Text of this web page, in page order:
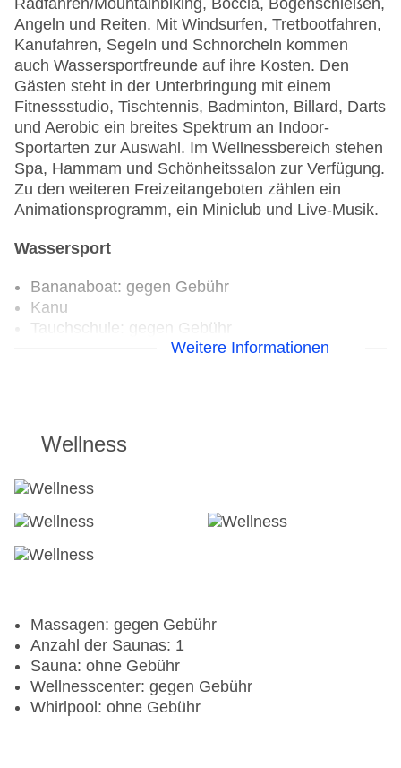
Radfahren/Mountainbiking, Boccia, Bogenschießen,
Angeln und Reiten. Mit Windsurfen, Tretbootfahren,
Kanufahren, Segeln und Schnorcheln kommen
auch Wassersportfreunde auf ihre Kosten. Den
Gästen steht in der Unterbringung mit einem
Fitnessstudio, Tischtennis, Badminton, Billard, Darts
und Aerobic ein breites Spektrum an Indoor-
Sportarten zur Auswahl. Im Wellnessbereich stehen
Spa, Hammam und Schönheitssalon zur Verfügung.
Zu den weiteren Freizeitangeboten zählen ein
Animationsprogramm, ein Miniclub und Live-Musik.
Wassersport
Bananaboat: gegen Gebühr
Kanu
Tauchschule: gegen Gebühr
Jetski: gegen Gebühr
Fahrradverleih
Fitnessraum
Tretboot
Weitere Informationen
Wellness
Massagen: gegen Gebühr
Anzahl der Saunas: 1
Sauna: ohne Gebühr
Wellnesscenter: gegen Gebühr
Whirlpool: ohne Gebühr